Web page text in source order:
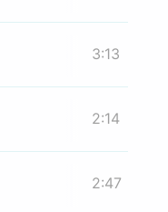
3:13
2:14
2:47